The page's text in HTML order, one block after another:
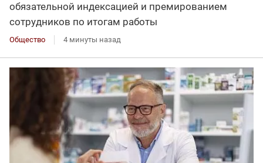
обязательной индексацией и премированием
сотрудников по итогам работы
Общество 4 минуты назад